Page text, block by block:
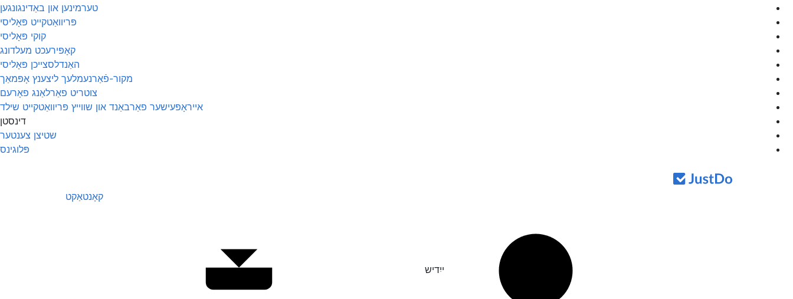
טערמינען און באַדינגונגען
פּריוואַטקייט פּאָליסי
קוקי פּאָליסי
קאָפּירעכט מעלדונג
האַנדלסצייכן פּאָליסי
מקור-פֿאַרנעמלעך ליצענץ אָפּמאַך
צוטריט פאַרלאַנג פאָרעם
אייראָפּעישער פאַרבאַנד און שווייץ פּריוואַטקייט שילד
דינסטן
שטיצן צענטער
פּלוגינס
קאָנטאַקט